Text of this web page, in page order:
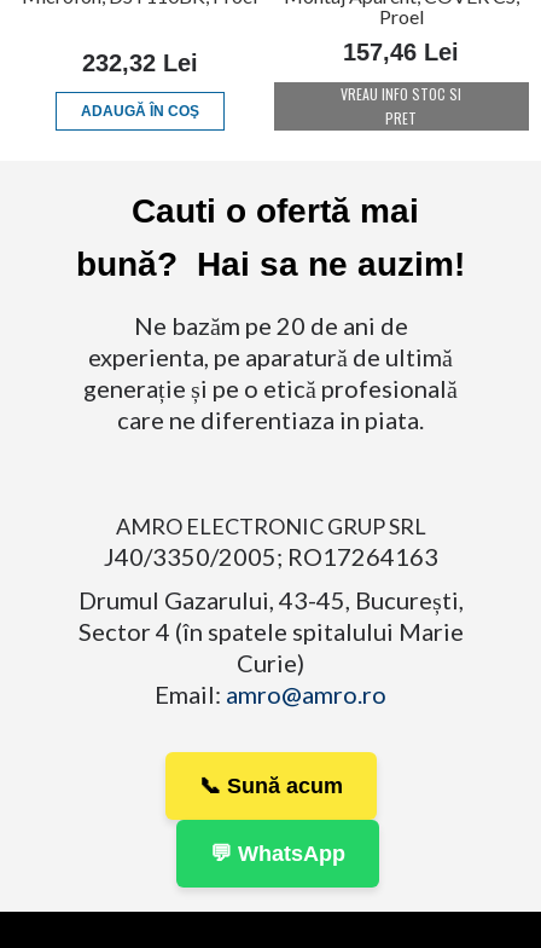
232,32 Lei
ADAUGĂ ÎN COŞ
Proel
157,46 Lei
VREAU INFO STOC SI
PRET
Cauti o ofertă mai
bună? Hai sa ne auzim!
Ne bazăm pe 20 de ani de
experienta, pe aparatură de ultimă
generație și pe o etică profesională
care ne diferentiaza in piata.
AMRO ELECTRONIC GRUP SRL
J40/3350/2005; RO17264163
Drumul Gazarului, 43-45, București,
Sector 4 (în spatele spitalului Marie
Curie)
Email: amro@amro.ro
📞 Sună acum
💬 WhatsApp